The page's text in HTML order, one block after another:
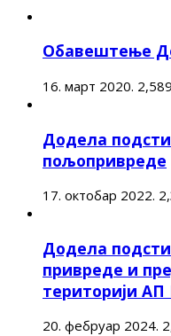
Обавештење
16. март 2020. 2,589
Додела
пољопривреде
17. октобар 2022.
Додела
привреде и
територији АП
20. фебруар 2024.